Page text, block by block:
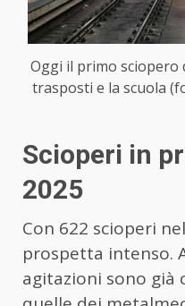
Oggi il primo sciopero
trasposti e la scuola
Scioperi in
2025
Con 622 scioperi
prospetta intenso.
agitazioni sono già